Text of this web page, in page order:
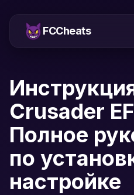
FCCheats
Crusader
Полное
по
настройке